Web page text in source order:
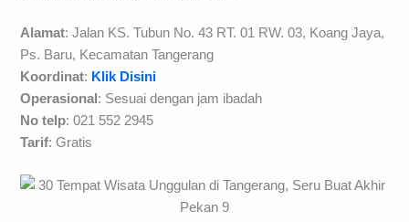
Alamat: Jalan KS. Tubun No. 43 RT. 01 RW. 03, Koang Jaya,
Ps. Baru, Kecamatan Tangerang
Koordinat: Klik Disini
Operasional : Sesuai dengan jam ibadah
No telp: 021 552 2945
Tarif: Gratis